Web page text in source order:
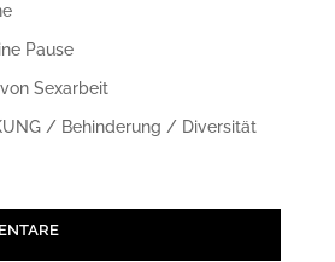
Pause
Sexarbeit
/ Behinderung / Diversität